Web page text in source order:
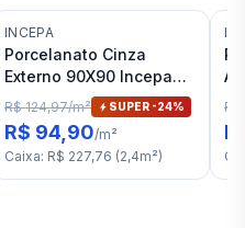
INCEPA
Porcelanato Cinza
Externo 90X90 Incepa
Urbano RET "A"
R$ 124,97/m² SUPER -24%
R$ 94,90/m²
Caixa: R$ 227,76 (2,4m²)
R$